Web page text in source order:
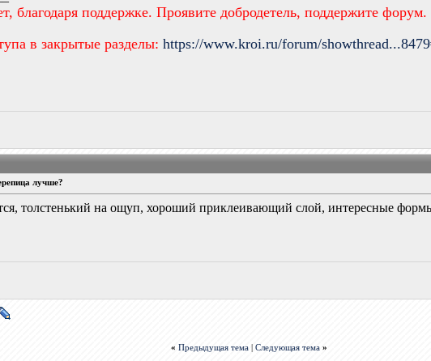
благодаря поддержке. Проявите добродетель, поддержите
в закрытые разделы:https://www.kroi.ru/forum/
лучше?
толстенький на ощуп, хороший приклеивающий слой, интересные
« Предыдущая тема |Следующая тема »